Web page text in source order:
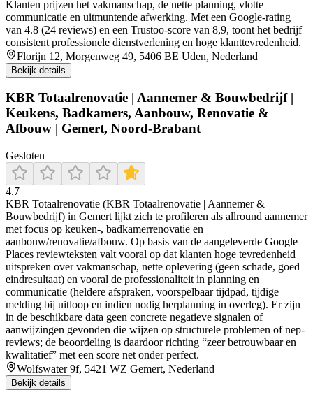
Klanten prijzen het vakmanschap, de nette planning, vlotte
communicatie en uitmuntende afwerking. Met een Google-rating
van 4.8 (24 reviews) en een Trustoo-score van 8,9, toont het bedrijf
consistent professionele dienstverlening en hoge klanttevredenheid.
Florijn 12, Morgenweg 49, 5406 BE Uden, Nederland
Bekijk details
KBR Totaalrenovatie | Aannemer & Bouwbedrijf |
Keukens, Badkamers, Aanbouw, Renovatie &
Afbouw | Gemert, Noord-Brabant
Gesloten
4.7
KBR Totaalrenovatie (KBR Totaalrenovatie | Aannemer &
Bouwbedrijf) in Gemert lijkt zich te profileren als allround aannemer
met focus op keuken-, badkamerrenovatie en
aanbouw/renovatie/afbouw. Op basis van de aangeleverde Google
Places reviewteksten valt vooral op dat klanten hoge tevredenheid
uitspreken over vakmanschap, nette oplevering (geen schade, goed
eindresultaat) en vooral de professionaliteit in planning en
communicatie (heldere afspraken, voorspelbaar tijdpad, tijdige
melding bij uitloop en indien nodig herplanning in overleg). Er zijn
in de beschikbare data geen concrete negatieve signalen of
aanwijzingen gevonden die wijzen op structurele problemen of nep-
reviews; de beoordeling is daardoor richting “zeer betrouwbaar en
kwalitatief” met een score net onder perfect.
Wolfswater 9f, 5421 WZ Gemert, Nederland
Bekijk details